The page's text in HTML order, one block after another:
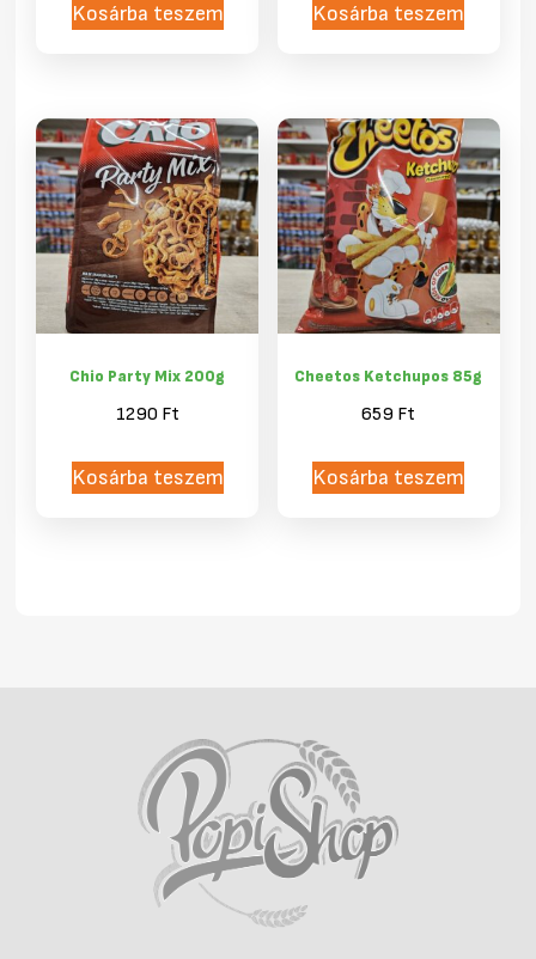
Kosárba teszem Kosárba teszem
Chio Party Mix 200g
1290 Ft
Kosárba teszem
Cheetos Ketchupos 85g
659 Ft
Kosárba teszem